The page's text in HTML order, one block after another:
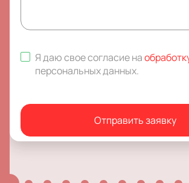
Я даю свое согласие на
персональных данных.
Отправить заявку